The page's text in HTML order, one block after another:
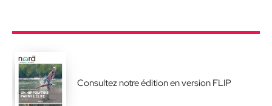
Consultez notre édition en version FLIP